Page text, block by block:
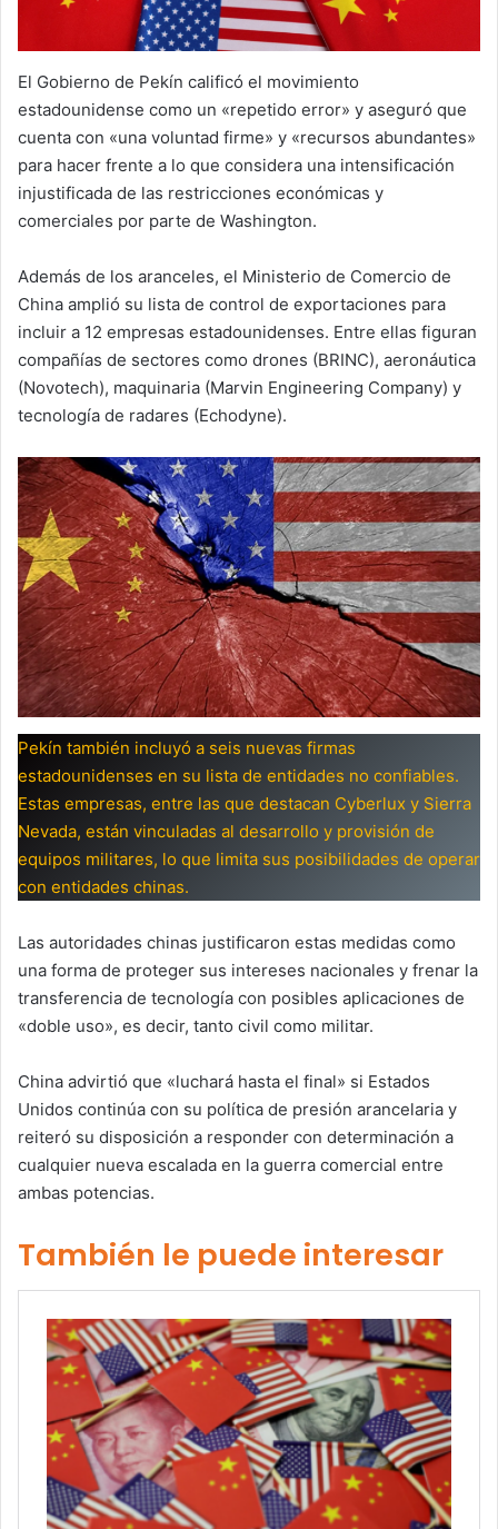
El Gobierno de Pekín calificó el movimiento
estadounidense como un «repetido error» y aseguró que
cuenta con «una voluntad firme» y «recursos abundantes»
para hacer frente a lo que considera una intensificación
injustificada de las restricciones económicas y
comerciales por parte de Washington.
Además de los aranceles, el Ministerio de Comercio de
China amplió su lista de control de exportaciones para
incluir a 12 empresas estadounidenses. Entre ellas figuran
compañías de sectores como drones (BRINC), aeronáutica
(Novotech), maquinaria (Marvin Engineering Company) y
tecnología de radares (Echodyne).
Pekín también incluyó a seis nuevas firmas
estadounidenses en su lista de entidades no confiables.
Estas empresas, entre las que destacan Cyberlux y Sierra
Nevada, están vinculadas al desarrollo y provisión de
equipos militares, lo que limita sus posibilidades de operar
con entidades chinas.
Las autoridades chinas justificaron estas medidas como
una forma de proteger sus intereses nacionales y frenar la
transferencia de tecnología con posibles aplicaciones de
«doble uso», es decir, tanto civil como militar.
China advirtió que «luchará hasta el final» si Estados
Unidos continúa con su política de presión arancelaria y
reiteró su disposición a responder con determinación a
cualquier nueva escalada en la guerra comercial entre
ambas potencias.
También le puede interesar